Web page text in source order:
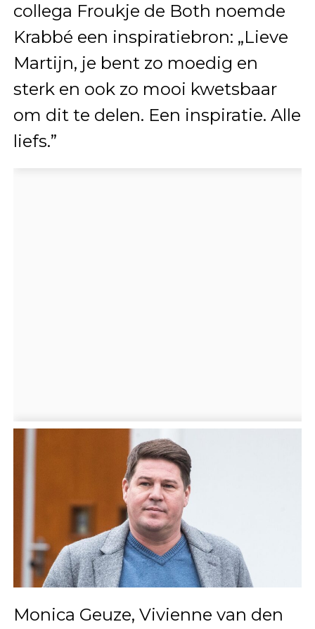
collega Froukje de Both noemde
Krabbé een inspiratiebron: „Lieve
Martijn, je bent zo moedig en
sterk en ook zo mooi kwetsbaar
om dit te delen. Een inspiratie. Alle
liefs.”
Monica Geuze, Vivienne van den